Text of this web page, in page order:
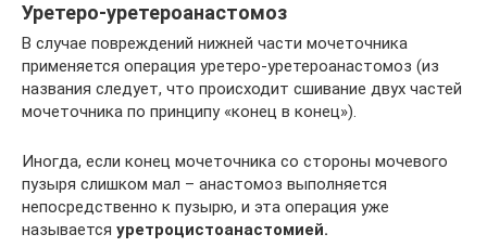
Уретеро-уретероанастомоз
В случае повреждений нижней части мочеточника
применяется операция уретеро-уретероанастомоз (из
названия следует, что происходит сшивание двух частей
мочеточника по принципу «конец в конец»).
Иногда, если конец мочеточника со стороны мочевого
пузыря слишком мал – анастомоз выполняется
непосредственно к пузырю, и эта операция уже
называется уретроцистоанастомией.